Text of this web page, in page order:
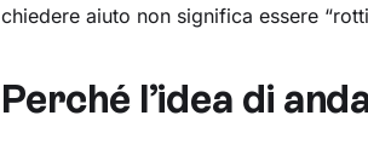
chiedere aiuto non significa essere
Perché l’idea di